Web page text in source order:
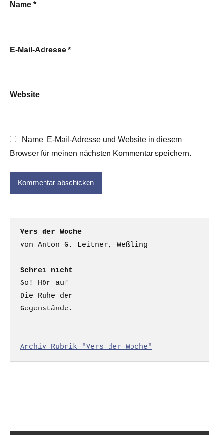
Name *
E-Mail-Adresse *
Website
Name, E-Mail-Adresse und Website in diesem
Browser für meinen nächsten Kommentar speichern.
Vers der Woche
Schrei nicht
So! Hör auf
Die Ruhe der
Gegenstände.
Archiv Rubrik "Vers der Woche"